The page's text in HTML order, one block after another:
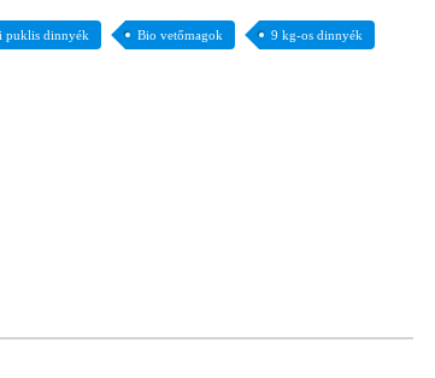
puklis dinnyék Bio vetőmagok 9 kg-os dinnyék